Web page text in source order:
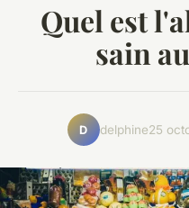
Quel est
sain
D delphine25